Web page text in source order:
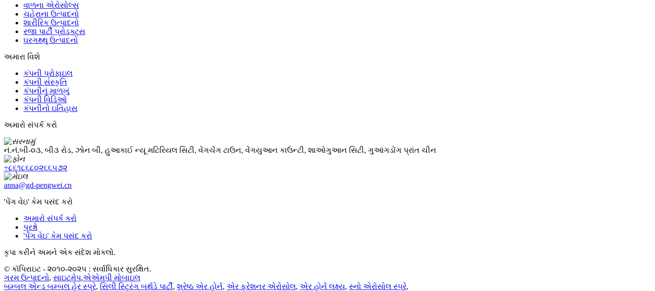
વાળના એરોસોલ્સ
ચહેરાના ઉત્પાદનો
શારીરિક ઉત્પાદનો
રજા પાર્ટી પ્રોડક્ટ્સ
ઘરગથ્થુ ઉત્પાદનો
અમારા વિશે
કંપની પ્રોફાઇલ
કંપની સંસ્કૃતિ
કંપનીનું માળખું
કંપની વિડિઓ
કંપનીનો ઇતિહાસ
અમારો સંપર્ક કરો
નં.નં.બી-૦૩, બી૩ રોડ, ઝોન બી, હુઆકાઈ ન્યૂ મટિરિયલ સિટી, વેંગચેંગ ટાઉન, વેંગયુઆન કાઉન્ટી, શાઓગુઆન સિટી, ગુઆંગડોંગ પ્રાંત ચીન
+૮૬૧૮૬૮૦૨૬૬૫૭૨
anna@gd-pengwei.cn
'પેંગ વેઇ' કેમ પસંદ કરો
અમારો સંપર્ક કરો
પ્રશ્નો
'પેંગ વેઇ' કેમ પસંદ કરો
કૃપા કરીને અમને એક સંદેશ મોકલો.
© કૉપિરાઇટ - ૨૦૧૦-૨૦૨૫ : સર્વાધિકાર સુરક્ષિત.
ગરમ ઉત્પાદનો, સાઇટમેપ,એએમપી મોબાઇલ
બમ્બલ એન્ડ બમ્બલ હેર સ્પ્રે, સિલી સ્ટ્રિંગ બર્થડે પાર્ટી, શ્રેષ્ઠ એર હોર્ન, એર ફ્રેશનર એરોસોલ, એર હોર્ન લક્ષ્ય, સ્નો એરોસોલ સ્પ્રે,